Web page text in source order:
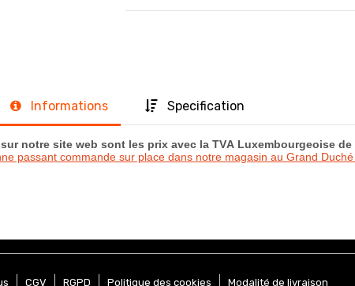
Informations Specification
notre site web sont les prix avec la TVA Luxembourgeoise de
passant commande sur place dans notre magasin au Grand
CGV RGPD Politique des cookies Modalité de livraison